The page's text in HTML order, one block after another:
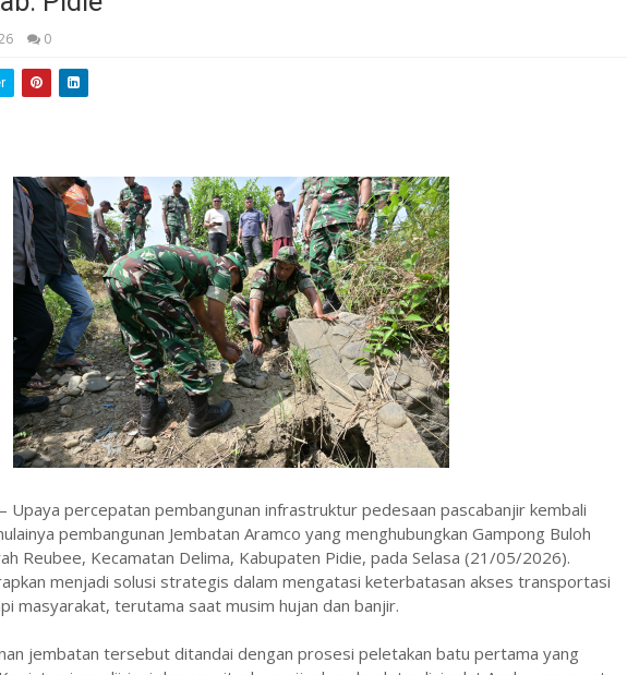
0
– Upaya percepatan pembangunan infrastruktur pedesaan pascabanjir kembali
pembangunan Jembatan Aramco yang menghubungkan Gampong Buloh
Reubee, Kecamatan Delima, Kabupaten Pidie, pada Selasa (21/05/2026).
menjadi solusi strategis dalam mengatasi keterbatasan akses transportasi
masyarakat, terutama saat musim hujan dan banjir.
jembatan tersebut ditandai dengan prosesi peletakan batu pertama yang